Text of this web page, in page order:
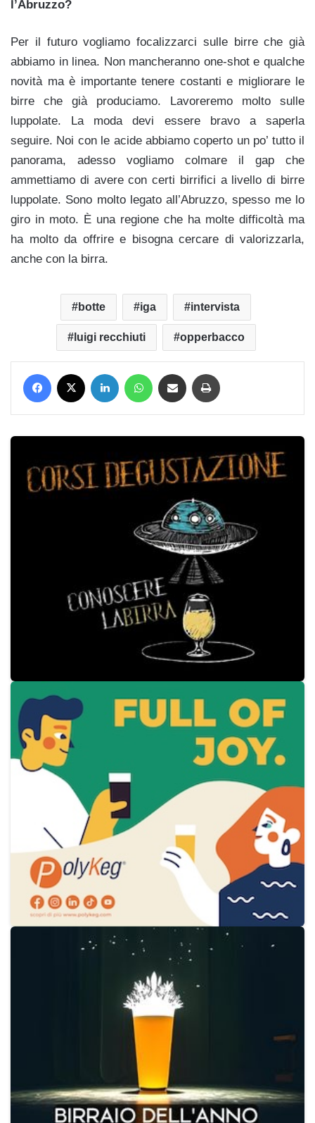
l’Abruzzo?
Per il futuro vogliamo focalizzarci sulle birre che già
abbiamo in linea. Non mancheranno one-shot e qualche
novità ma è importante tenere costanti e migliorare le
birre che già produciamo. Lavoreremo molto sulle
luppolate. La moda devi essere bravo a saperla
seguire. Noi con le acide abbiamo coperto un po’ tutto il
panorama, adesso vogliamo colmare il gap che
ammettiamo di avere con certi birrifici a livello di birre
luppolate. Sono molto legato all’Abruzzo, spesso me lo
giro in moto. È una regione che ha molte difficoltà ma
ha molto da offrire e bisogna cercare di valorizzarla,
anche con la birra.
botte iga intervista
luigi recchiuti opperbacco
Facebook LinkedIn WhatsApp Condividi via mail